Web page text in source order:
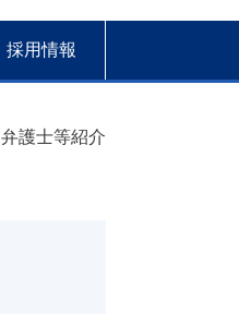
採用情報
弁護士等紹介